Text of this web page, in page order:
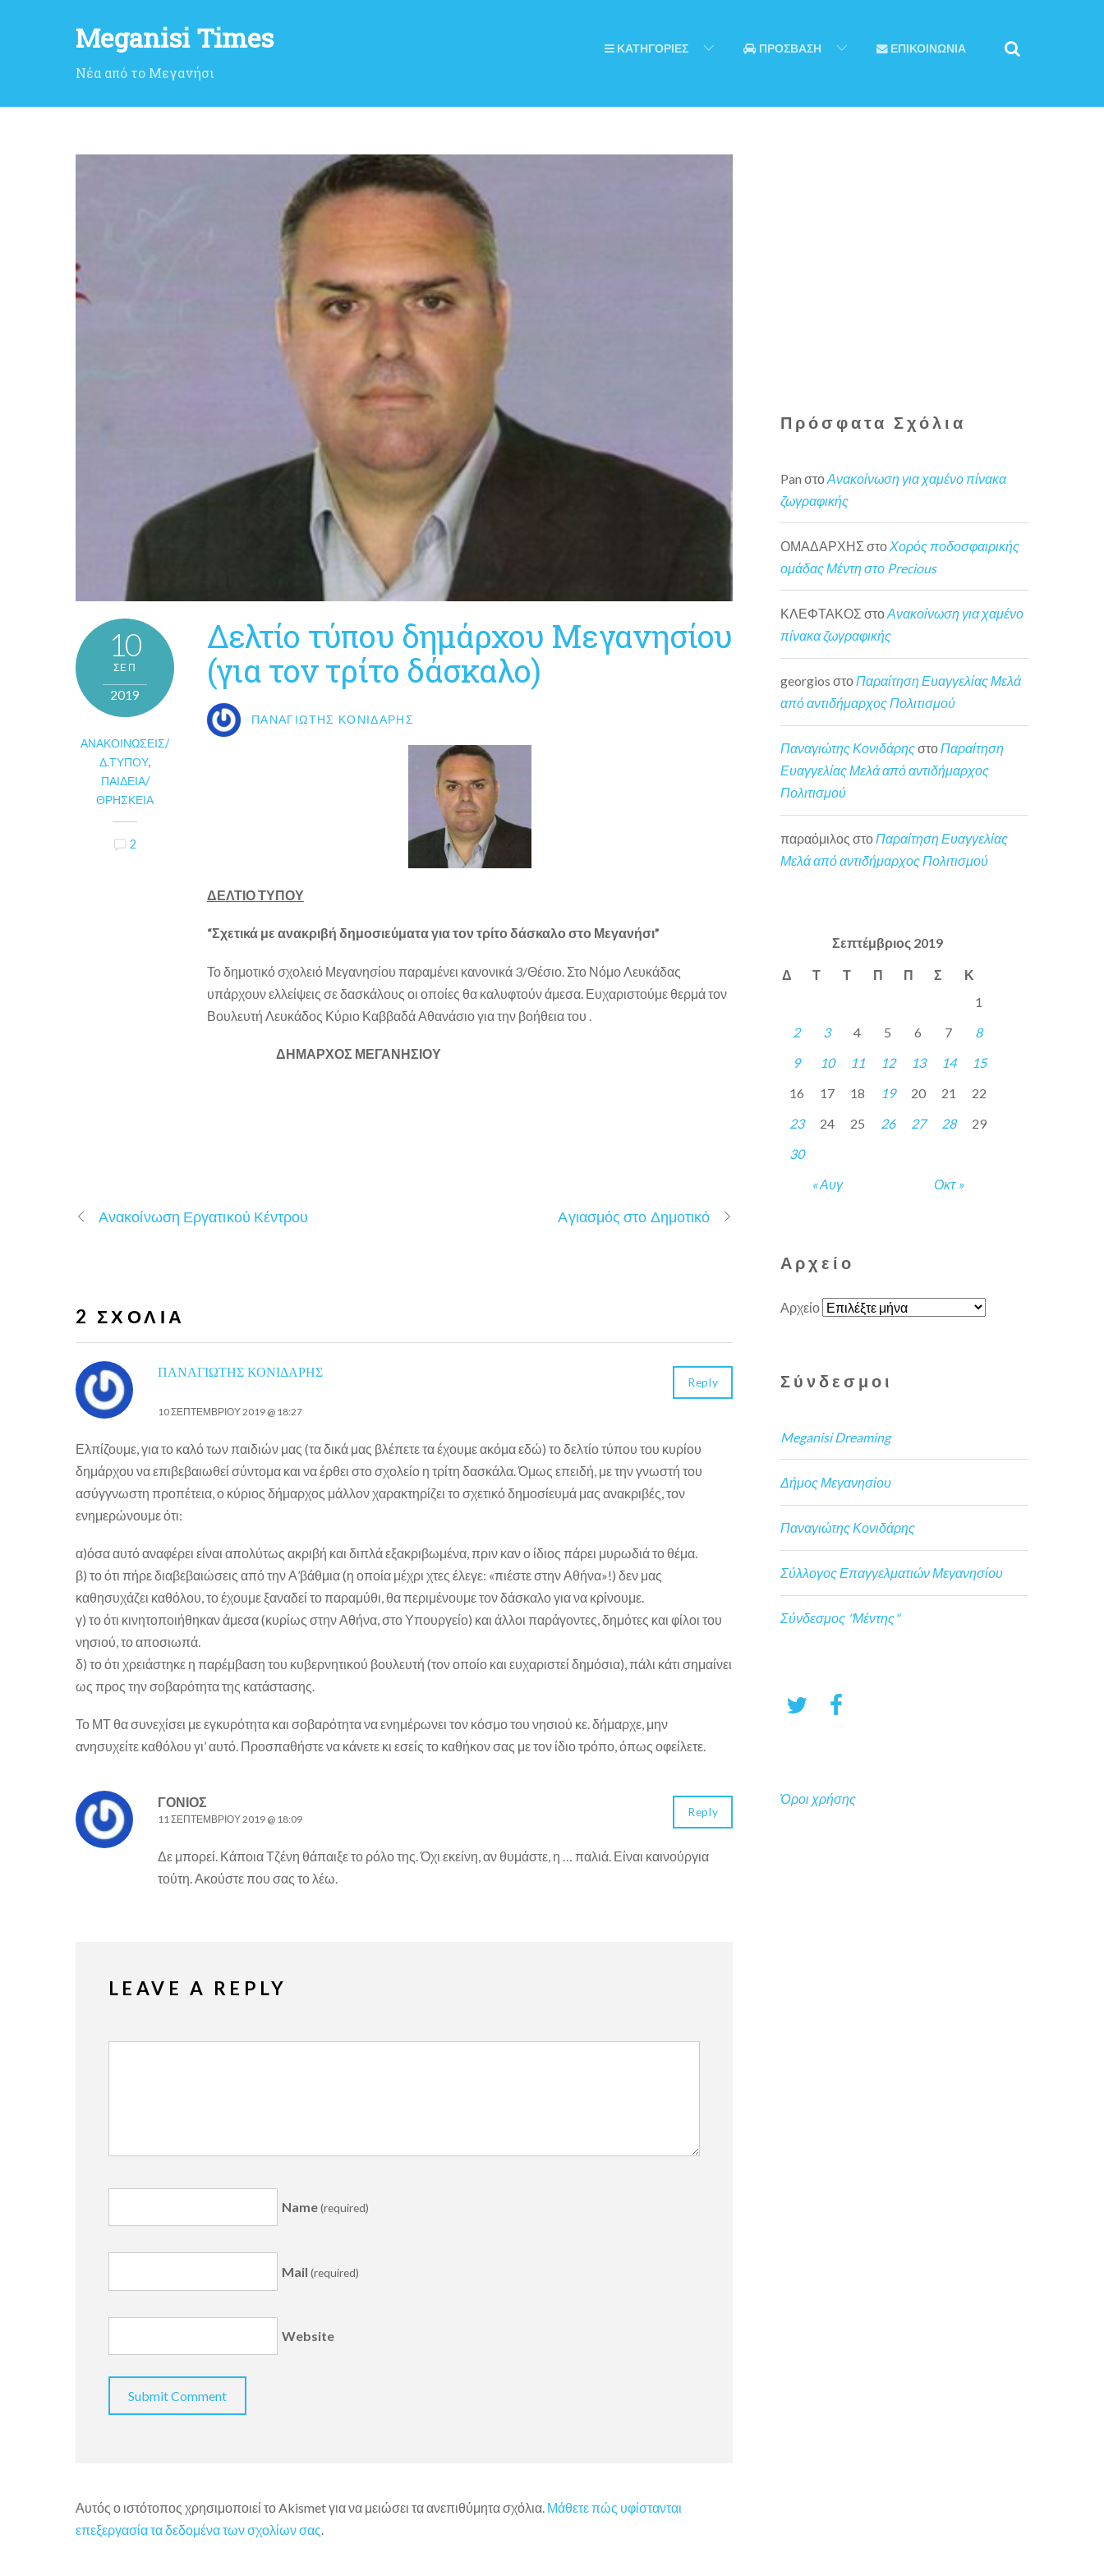
Meganisi Times
Νέα από το Μεγανήσι
ΚΑΤΗΓΟΡΙΕΣ ΠΡΟΣΒΑΣΗ ΕΠΙΚΟΙΝΩΝΙΑ
10
ΣΕΠ
2019
ΑΝΑΚΟΙΝΏΣΕΙΣ/
Δ.ΤΎΠΟΥ,
ΠΑΙΔΕΊΑ/
ΘΡΗΣΚΕΊΑ
2
Δελτίο τύπου δημάρχου Μεγανησίου
(για τον τρίτο δάσκαλο)
ΠΑΝΑΓΙΏΤΗΣ ΚΟΝΙΔΆΡΗΣ
ΔΕΛΤΙΟ ΤΥΠΟΥ
“Σχετικά με ανακριβή δημοσιεύματα για τον τρίτο δάσκαλο στο Μεγανήσι”
Το δημοτικό σχολειό Μεγανησίου παραμένει κανονικά 3/Θέσιο. Στο Νόμο Λευκάδας
υπάρχουν ελλείψεις σε δασκάλους οι οποίες θα καλυφτούν άμεσα. Ευχαριστούμε θερμά τον
Βουλευτή Λευκάδος Κύριο Καββαδά Αθανάσιο για την βοήθεια του .
ΔΗΜΑΡΧΟΣ ΜΕΓΑΝΗΣΙΟΥ
Ανακοίνωση Εργατικού Κέντρου Αγιασμός στο Δημοτικό
2 ΣΧΌΛΙΑ
ΠΑΝΑΓΙΏΤΗΣ ΚΟΝΙΔΆΡΗΣ
10 ΣΕΠΤΕΜΒΡΊΟΥ 2019 @ 18:27
Ελπίζουμε, για το καλό των παιδιών μας (τα δικά μας βλέπετε τα έχουμε ακόμα εδώ) το δελτίο τύπου του κυρίου
δημάρχου να επιβεβαιωθεί σύντομα και να έρθει στο σχολείο η τρίτη δασκάλα. Όμως επειδή, με την γνωστή του
ασύγγνωστη προπέτεια, ο κύριος δήμαρχος μάλλον χαρακτηρίζει το σχετικό δημοσίευμά μας ανακριβές, τον
ενημερώνουμε ότι:
α)όσα αυτό αναφέρει είναι απολύτως ακριβή και διπλά εξακριβωμένα, πριν καν ο ίδιος πάρει μυρωδιά το θέμα.
β) το ότι πήρε διαβεβαιώσεις από την Α’βάθμια (η οποία μέχρι χτες έλεγε: «πιέστε στην Αθήνα»!) δεν μας
καθησυχάζει καθόλου, το έχουμε ξαναδεί το παραμύθι, θα περιμένουμε τον δάσκαλο για να κρίνουμε.
γ) το ότι κινητοποιήθηκαν άμεσα (κυρίως στην Αθήνα, στο Υπουργείο) και άλλοι παράγοντες, δημότες και φίλοι του
νησιού, το αποσιωπά.
δ) το ότι χρειάστηκε η παρέμβαση του κυβερνητικού βουλευτή (τον οποίο και ευχαριστεί δημόσια), πάλι κάτι σημαίνει
ως προς την σοβαρότητα της κατάστασης.
Το ΜΤ θα συνεχίσει με εγκυρότητα και σοβαρότητα να ενημέρωνει τον κόσμο του νησιού κε. δήμαρχε, μην
ανησυχείτε καθόλου γι’ αυτό. Προσπαθήστε να κάνετε κι εσείς το καθήκον σας με τον ίδιο τρόπο, όπως οφείλετε.
Reply
ΓΟΝΙΟΣ
11 ΣΕΠΤΕΜΒΡΊΟΥ 2019 @ 18:09
Δε μπορεί. Κάποια Τζένη θάπαιξε το ρόλο της. Όχι εκείνη, αν θυμάστε, η … παλιά. Είναι καινούργια
τούτη. Ακούστε που σας το λέω.
Reply
LEAVE A REPLY
Name(required)
Mail(required)
Website
Αυτός ο ιστότοπος χρησιμοποιεί το Akismet για να μειώσει τα ανεπιθύμητα σχόλια. Μάθετε πώς υφίστανται
επεξεργασία τα δεδομένα των σχολίων σας.
Πρόσφατα Σχόλια
Pan στοΑνακοίνωση για χαμένο πίνακα
ζωγραφικής
ΟΜΑΔΑΡΧΗΣ στο Χορός ποδοσφαιρικής
ομάδας Μέντη στο Precious
ΚΛΕΦΤΑΚΟΣ στοΑνακοίνωση για χαμένο
πίνακα ζωγραφικής
georgios στοΠαραίτηση Ευαγγελίας Μελά
από αντιδήμαρχος Πολιτισμού
Παναγιώτης ΚονιδάρηςστοΠαραίτηση
Ευαγγελίας Μελά από αντιδήμαρχος
Πολιτισμού
παραόμιλος στο Παραίτηση Ευαγγελίας
Μελά από αντιδήμαρχος Πολιτισμού
Σεπτέμβριος 2019
Δ Τ Τ Π Π Σ Κ
« Αυγ Οκτ »
1
2
3 4 5 6 7
8
9
10 11 12 13 14
15
16
17 18 19 20 21
22
23
24 25 26 27 28
29
30
Αρχείο
Αρχείο
Σύνδεσμοι
Meganisi Dreaming
Δήμος Μεγανησίου
Παναγιώτης Κονιδάρης
Σύλλογος Επαγγελματιών Μεγανησίου
Σύνδεσμος "Μέντης"
Όροι χρήσης